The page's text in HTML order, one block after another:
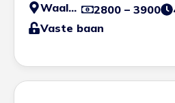
Waalwijk 2800 – 3900
Vaste baan